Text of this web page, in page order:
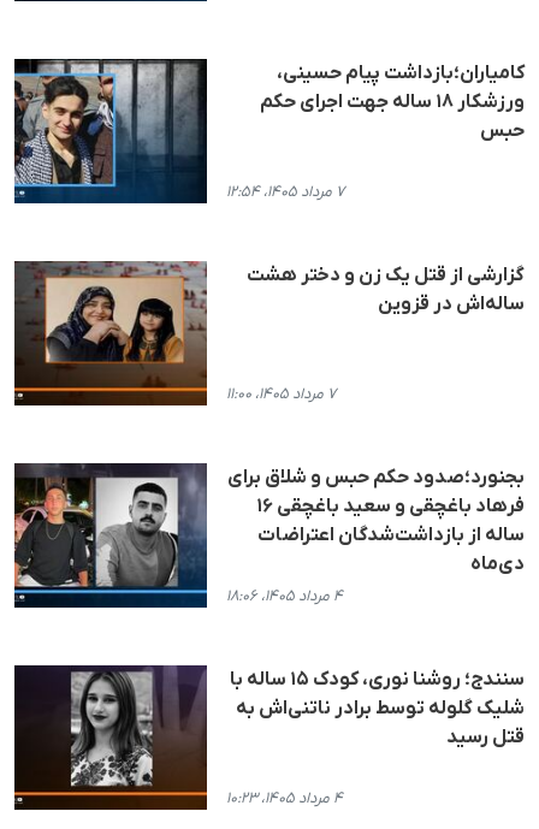
کامیاران؛بازداشت پیام حسینی،
ورزشکار ۱۸ ساله جهت اجرای حکم
حبس
۷ مرداد ۱۴۰۵، ۱۲:۵۴
گزارشی از قتل یک زن و دختر هشت
ساله‌اش در قزوین
۷ مرداد ۱۴۰۵، ۱۱:۰۰
بجنورد؛صدود حکم حبس و شلاق برای
فرهاد باغچقی و سعید باغچقی ۱۶
ساله از بازداشت‌شدگان اعتراضات
دی‌ماه
۴ مرداد ۱۴۰۵، ۱۸:۰۶
سنندج؛ روشنا نوری، کودک ۱۵ ساله با
شلیک گلوله توسط برادر ناتنی‌اش به
قتل رسید
۴ مرداد ۱۴۰۵، ۱۰:۲۳